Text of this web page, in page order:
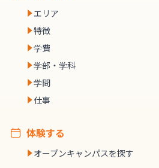
エリア
特徴
学費
学部・学科
学問
仕事
体験する
オープンキャンパスを探す